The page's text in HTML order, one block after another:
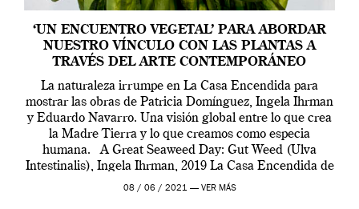
‘UN ENCUENTRO VEGETAL’ PARA ABORDAR
NUESTRO VÍNCULO CON LAS PLANTAS A
TRAVÉS DEL ARTE CONTEMPORÁNEO
La naturaleza irrumpe en La Casa Encendida para
mostrar las obras de Patricia Domínguez, Ingela Ihrman
y Eduardo Navarro. Una visión global entre lo que crea
la Madre Tierra y lo que creamos como especia
humana. A Great Seaweed Day: Gut Weed (Ulva
Intestinalis), Ingela Ihrman, 2019 La Casa Encendida de
Madrid y la Wellcome […]
08 / 06 / 2021 — VER MÁS